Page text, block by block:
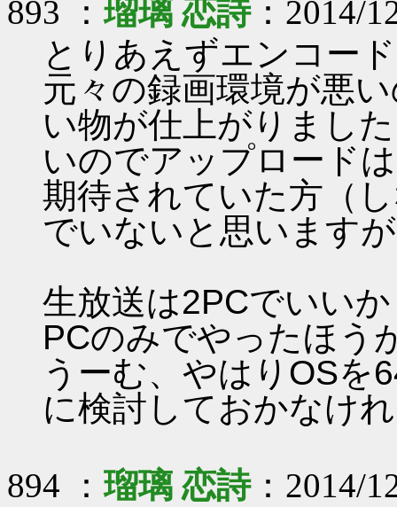
893 ：瑠璃 恋詩：2014/
とりあえずエンコー
元々の録画環境が悪
い物が仕上がりまし
いのでアップロード
期待されていた方（
でいないと思います
生放送は2PCでいい
PCのみでやったほ
うーむ、やはりOSを
に検討しておかなけ
894 ：瑠璃 恋詩：2014/